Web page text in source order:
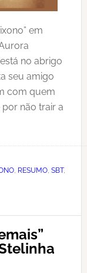
em
no abrigo
seu amigo
com quem
não trair a
, RESUMO, SBT,